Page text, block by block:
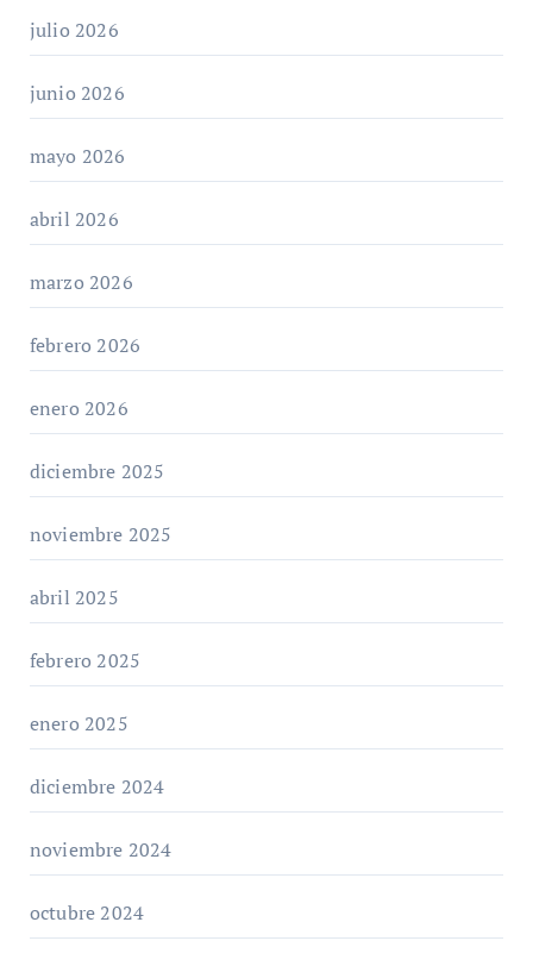
julio 2026
junio 2026
mayo 2026
abril 2026
marzo 2026
febrero 2026
enero 2026
diciembre 2025
noviembre 2025
abril 2025
febrero 2025
enero 2025
diciembre 2024
noviembre 2024
octubre 2024